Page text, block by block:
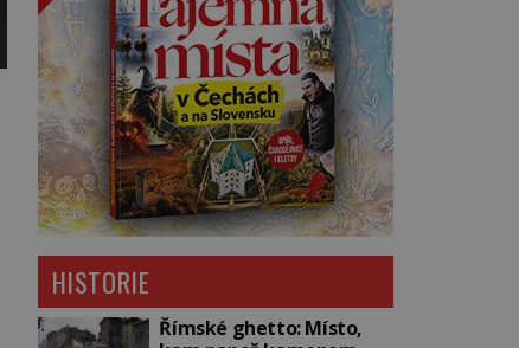
HISTORIE
Římské ghetto: Místo,